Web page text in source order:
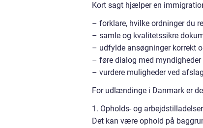
Kort sagt hjælper en
– forklare, hvilke ordninger du
– samle og kvalitetssikre
– udfylde ansøgninger korrekt
– føre dialog med myndigheder
– vurdere muligheder ved
For udlændinge i Danmark er
1. Opholds- og arbejdstilladelser
Det kan være ophold på